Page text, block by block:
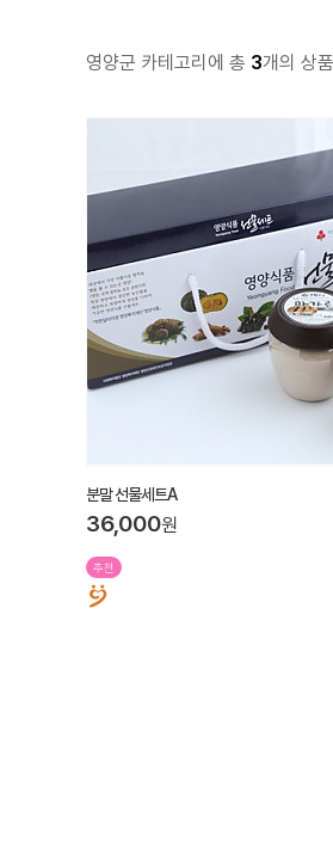
영양군 카테고리에 총 3개의 상
분말 선물세트A
36,000원
추천